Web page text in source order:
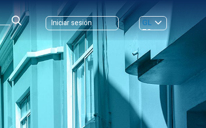
Iniciar sesión
GL
ES|